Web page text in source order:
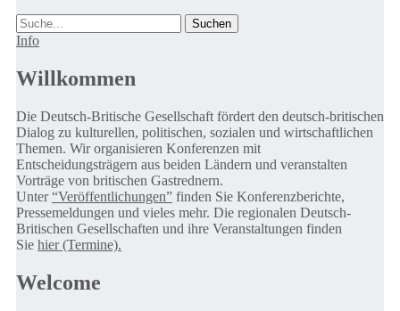
Suche
Info
Willkommen
Die Deutsch-Britische Gesellschaft fördert den deutsch-britischen
Dialog zu kulturellen, politischen, sozialen und wirtschaftlichen
Themen. Wir organisieren Konferenzen mit
Entscheidungsträgern aus beiden Ländern und veranstalten
Vorträge von britischen Gastrednern.
Unter“Veröffentlichungen” finden Sie Konferenzberichte,
Pressemeldungen und vieles mehr. Die regionalen Deutsch-
Britischen Gesellschaften und ihre Veranstaltungen finden
Sie hier (Termine).
Welcome